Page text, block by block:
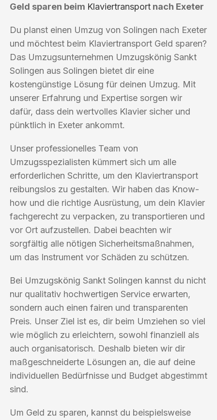
Geld sparen beim Klaviertransport nach Exeter
Du planst einen Umzug von Solingen nach Exeter
und möchtest beim Klaviertransport Geld sparen?
Das Umzugsunternehmen Umzugskönig Sankt
Solingen aus Solingen bietet dir eine
kostengünstige Lösung für deinen Umzug. Mit
unserer Erfahrung und Expertise sorgen wir
dafür, dass dein wertvolles Klavier sicher und
pünktlich in Exeter ankommt.
Unser professionelles Team von
Umzugsspezialisten kümmert sich um alle
erforderlichen Schritte, um den Klaviertransport
reibungslos zu gestalten. Wir haben das Know-
how und die richtige Ausrüstung, um dein Klavier
fachgerecht zu verpacken, zu transportieren und
vor Ort aufzustellen. Dabei beachten wir
sorgfältig alle nötigen Sicherheitsmaßnahmen,
um das Instrument vor Schäden zu schützen.
Bei Umzugskönig Sankt Solingen kannst du nicht
nur qualitativ hochwertigen Service erwarten,
sondern auch einen fairen und transparenten
Preis. Unser Ziel ist es, dir beim Umziehen so viel
wie möglich zu erleichtern, sowohl finanziell als
auch organisatorisch. Deshalb bieten wir dir
maßgeschneiderte Lösungen an, die auf deine
individuellen Bedürfnisse und Budget abgestimmt
sind.
Um Geld zu sparen, kannst du beispielsweise